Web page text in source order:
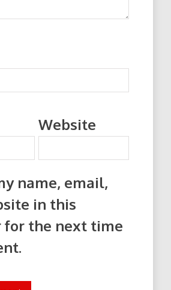
Website
name, email,
in this
for the next time